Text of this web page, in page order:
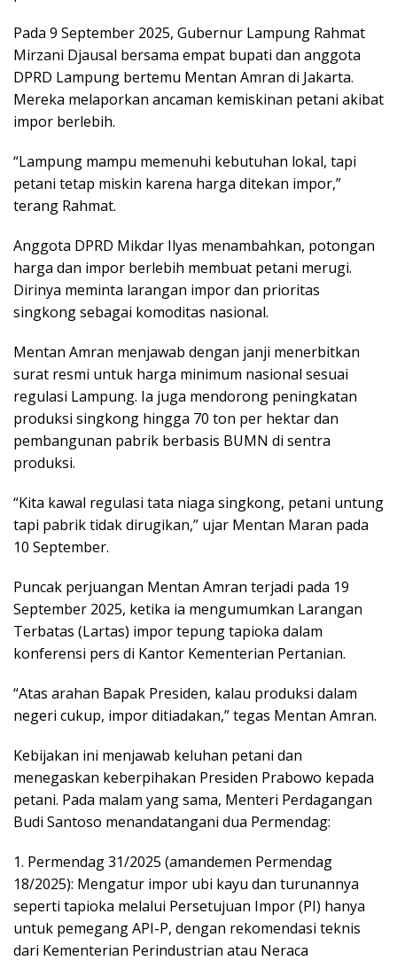
Pada 9 September 2025, Gubernur Lampung Rahmat
Mirzani Djausal bersama empat bupati dan anggota
DPRD Lampung bertemu Mentan Amran di Jakarta.
Mereka melaporkan ancaman kemiskinan petani akibat
impor berlebih.
“Lampung mampu memenuhi kebutuhan lokal, tapi
petani tetap miskin karena harga ditekan impor,”
terang Rahmat.
Anggota DPRD Mikdar Ilyas menambahkan, potongan
harga dan impor berlebih membuat petani merugi.
Dirinya meminta larangan impor dan prioritas
singkong sebagai komoditas nasional.
Mentan Amran menjawab dengan janji menerbitkan
surat resmi untuk harga minimum nasional sesuai
regulasi Lampung. Ia juga mendorong peningkatan
produksi singkong hingga 70 ton per hektar dan
pembangunan pabrik berbasis BUMN di sentra
produksi.
“Kita kawal regulasi tata niaga singkong, petani untung
tapi pabrik tidak dirugikan,” ujar Mentan Maran pada
10 September.
Puncak perjuangan Mentan Amran terjadi pada 19
September 2025, ketika ia mengumumkan Larangan
Terbatas (Lartas) impor tepung tapioka dalam
konferensi pers di Kantor Kementerian Pertanian.
“Atas arahan Bapak Presiden, kalau produksi dalam
negeri cukup, impor ditiadakan,” tegas Mentan Amran.
Kebijakan ini menjawab keluhan petani dan
menegaskan keberpihakan Presiden Prabowo kepada
petani. Pada malam yang sama, Menteri Perdagangan
Budi Santoso menandatangani dua Permendag:
1. Permendag 31/2025 (amandemen Permendag
18/2025): Mengatur impor ubi kayu dan turunannya
seperti tapioka melalui Persetujuan Impor (PI) hanya
untuk pemegang API-P, dengan rekomendasi teknis
dari Kementerian Perindustrian atau Neraca